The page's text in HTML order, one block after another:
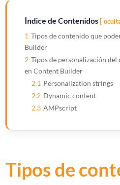
Índice de Contenidos
1 Tipos de contenido que
Builder
2 Tipos de personalización
en Content Builder
2.1 Personalization strings
2.2 Dynamic content
2.3 AMPscript
Tipos de